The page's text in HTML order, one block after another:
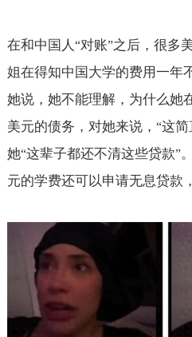
在和中国人“对账”之后，很多
姐在得知中国大学的费用一年
她说，她不能理解，为什么她
美元的债务，对她来说， “这简
她“这辈子都还不清这些贷款”
元的学费还可以申请无息贷款